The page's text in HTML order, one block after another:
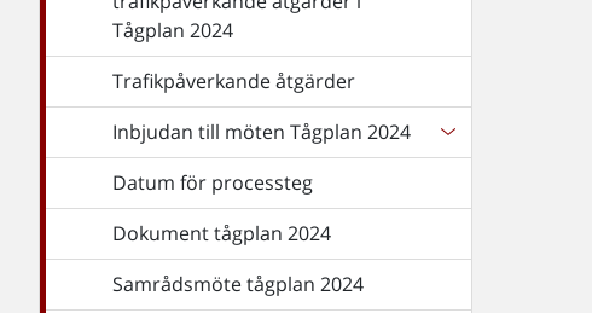
Tågplan 2024
Trafikpåverkande åtgärder
Inbjudan till möten Tågplan 2024
Datum för processteg
Dokument tågplan 2024
Samrådsmöte tågplan 2024